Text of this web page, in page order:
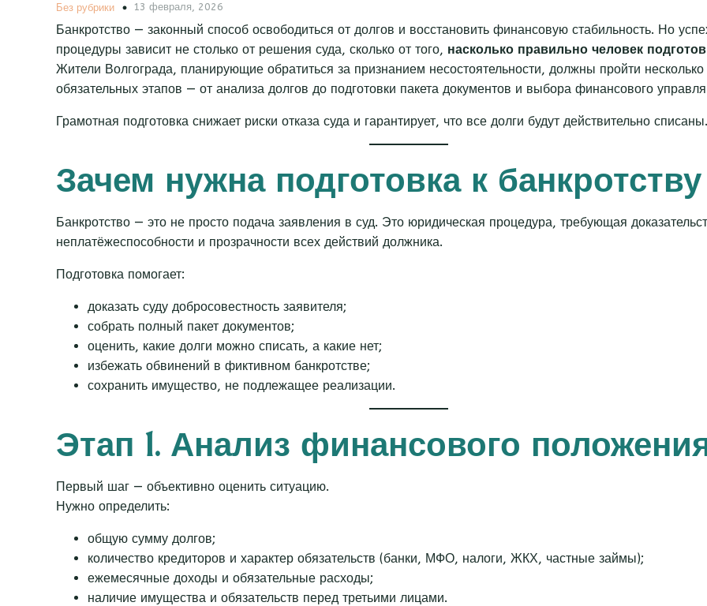
Без рубрики 13 февраля, 2026
Банкротство — законный способ освободиться от долгов и восстановить финансовую стабильность. Но
процедуры зависит не столько от решения суда, сколько от того, насколько правильно человек
Жители Волгограда, планирующие обратиться за признанием несостоятельности, должны пройти несколько
обязательных этапов — от анализа долгов до подготовки пакета документов и выбора финансового
Грамотная подготовка снижает риски отказа суда и гарантирует, что все долги будут действительно списаны.
Зачем нужна подготовка к банкротству
Банкротство — это не просто подача заявления в суд. Это юридическая процедура, требующая
неплатёжеспособности и прозрачности всех действий должника.
Подготовка помогает:
доказать суду добросовестность заявителя;
собрать полный пакет документов;
оценить, какие долги можно списать, а какие нет;
избежать обвинений в фиктивном банкротстве;
сохранить имущество, не подлежащее реализации.
Этап 1. Анализ финансового
Первый шаг — объективно оценить ситуацию.
Нужно определить:
общую сумму долгов;
количество кредиторов и характер обязательств (банки, МФО, налоги, ЖКХ, частные займы);
ежемесячные доходы и обязательные расходы;
наличие имущества и обязательств перед третьими лицами.